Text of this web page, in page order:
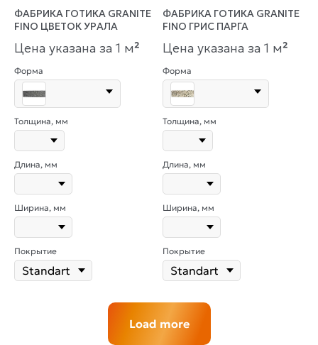
ФАБРИКА ГОТИКА GRANITE
FINO ЦВЕТОК УРАЛА
Цена указана за 1 м²
Форма
Толщина, мм
Длина, мм
Ширина, мм
Покрытие
ФАБРИКА ГОТИКА GRANITE
FINO ГРИС ПАРГА
Цена указана за 1 м²
Форма
Толщина, мм
Длина, мм
Ширина, мм
Покрытие
Load more